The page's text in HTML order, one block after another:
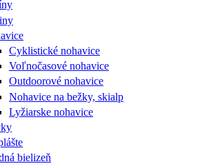
Cyklistické nohavice
Voľnočasové nohavice
Outdoorové nohavice
Nohavice na bežky, skialp
Lyžiarske nohavice
bielizeň